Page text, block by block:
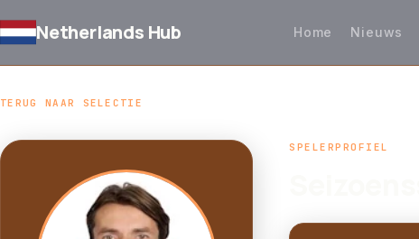
Netherlands Hub Home Nieuws
TERUG NAAR SELECTIE
SPELERPROFIEL